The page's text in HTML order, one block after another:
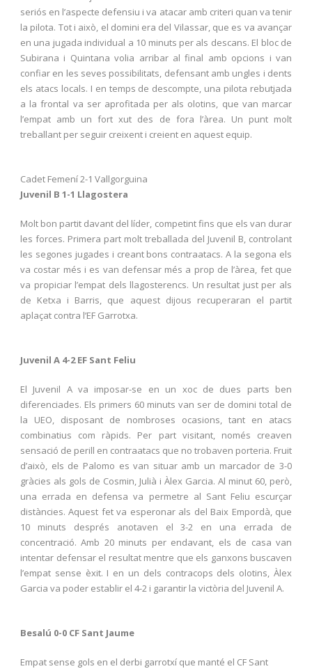
seriós en l’aspecte defensiu i va atacar amb criteri quan va tenir
la pilota. Tot i això, el domini era del Vilassar, que es va avançar
en una jugada individual a 10 minuts per als descans. El bloc de
Subirana i Quintana volia arribar al final amb opcions i van
confiar en les seves possibilitats, defensant amb ungles i dents
els atacs locals. I en temps de descompte, una pilota rebutjada
a la frontal va ser aprofitada per als olotins, que van marcar
l’empat amb un fort xut des de fora l’àrea. Un punt molt
treballant per seguir creixent i creient en aquest equip.
Cadet Femení 2-1 Vallgorguina
Juvenil B 1-1 Llagostera
Molt bon partit davant del líder, competint fins que els van durar
les forces. Primera part molt treballada del Juvenil B, controlant
les segones jugades i creant bons contraatacs. A la segona els
va costar més i es van defensar més a prop de l’àrea, fet que
va propiciar l’empat dels llagosterencs. Un resultat just per als
de Ketxa i Barris, que aquest dijous recuperaran el partit
aplaçat contra l’EF Garrotxa.
Juvenil A 4-2 EF Sant Feliu
El Juvenil A va imposar-se en un xoc de dues parts ben
diferenciades. Els primers 60 minuts van ser de domini total de
la UEO, disposant de nombroses ocasions, tant en atacs
combinatius com ràpids. Per part visitant, només creaven
sensació de perill en contraatacs que no trobaven porteria. Fruit
d’això, els de Palomo es van situar amb un marcador de 3-0
gràcies als gols de Cosmin, Julià i Àlex Garcia. Al minut 60, però,
una errada en defensa va permetre al Sant Feliu escurçar
distàncies. Aquest fet va esperonar als del Baix Empordà, que
10 minuts després anotaven el 3-2 en una errada de
concentració. Amb 20 minuts per endavant, els de casa van
intentar defensar el resultat mentre que els ganxons buscaven
l’empat sense èxit. I en un dels contracops dels olotins, Àlex
Garcia va poder establir el 4-2 i garantir la victòria del Juvenil A.
Besalú 0-0 CF Sant Jaume
Empat sense gols en el derbi garrotxí que manté el CF Sant